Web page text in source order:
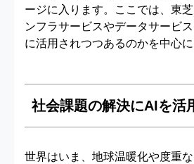
ージに入ります。ここでは、東
ンフラサービスやデータサービ
に活用されつつあるのかを中心に
社会課題の解決にAIを活
世界はいま、地球温暖化や度重